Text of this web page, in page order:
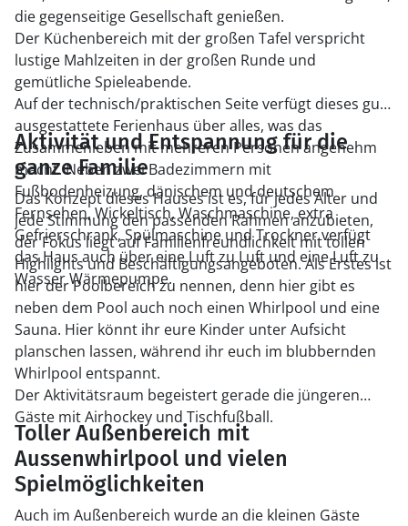
die gegenseitige Gesellschaft genießen.
Der Küchenbereich mit der großen Tafel verspricht
lustige Mahlzeiten in der großen Runde und
gemütliche Spieleabende.
Auf der technisch/praktischen Seite verfügt dieses gut
ausgestattete Ferienhaus über alles, was das
Zusammenleben mit mehreren Personen angenehm
macht. Neben zwei Badezimmern mit
Fußbodenheizung, dänischem und deutschem
Fernsehen, Wickeltisch, Waschmaschine, extra
Gefrierschrank, Spülmaschine und Trockner verfügt
das Haus auch über eine Luft zu Luft und eine Luft zu
Wasser Wärmepumpe.
Aktivität und Entspannung für die
ganze Familie
Das Konzept dieses Hauses ist es, für jedes Alter und
jede Stimmung den passenden Rahmen anzubieten,
der Fokus liegt auf Familienfreundlichkeit mit tollen
Highlights und Beschäftigungsangeboten. Als Erstes ist
hier der Poolbereich zu nennen, denn hier gibt es
neben dem Pool auch noch einen Whirlpool und eine
Sauna. Hier könnt ihr eure Kinder unter Aufsicht
planschen lassen, während ihr euch im blubbernden
Whirlpool entspannt.
Der Aktivitätsraum begeistert gerade die jüngeren
Gäste mit Airhockey und Tischfußball.
Toller Außenbereich mit
Aussenwhirlpool und vielen
Spielmöglichkeiten
Auch im Außenbereich wurde an die kleinen Gäste